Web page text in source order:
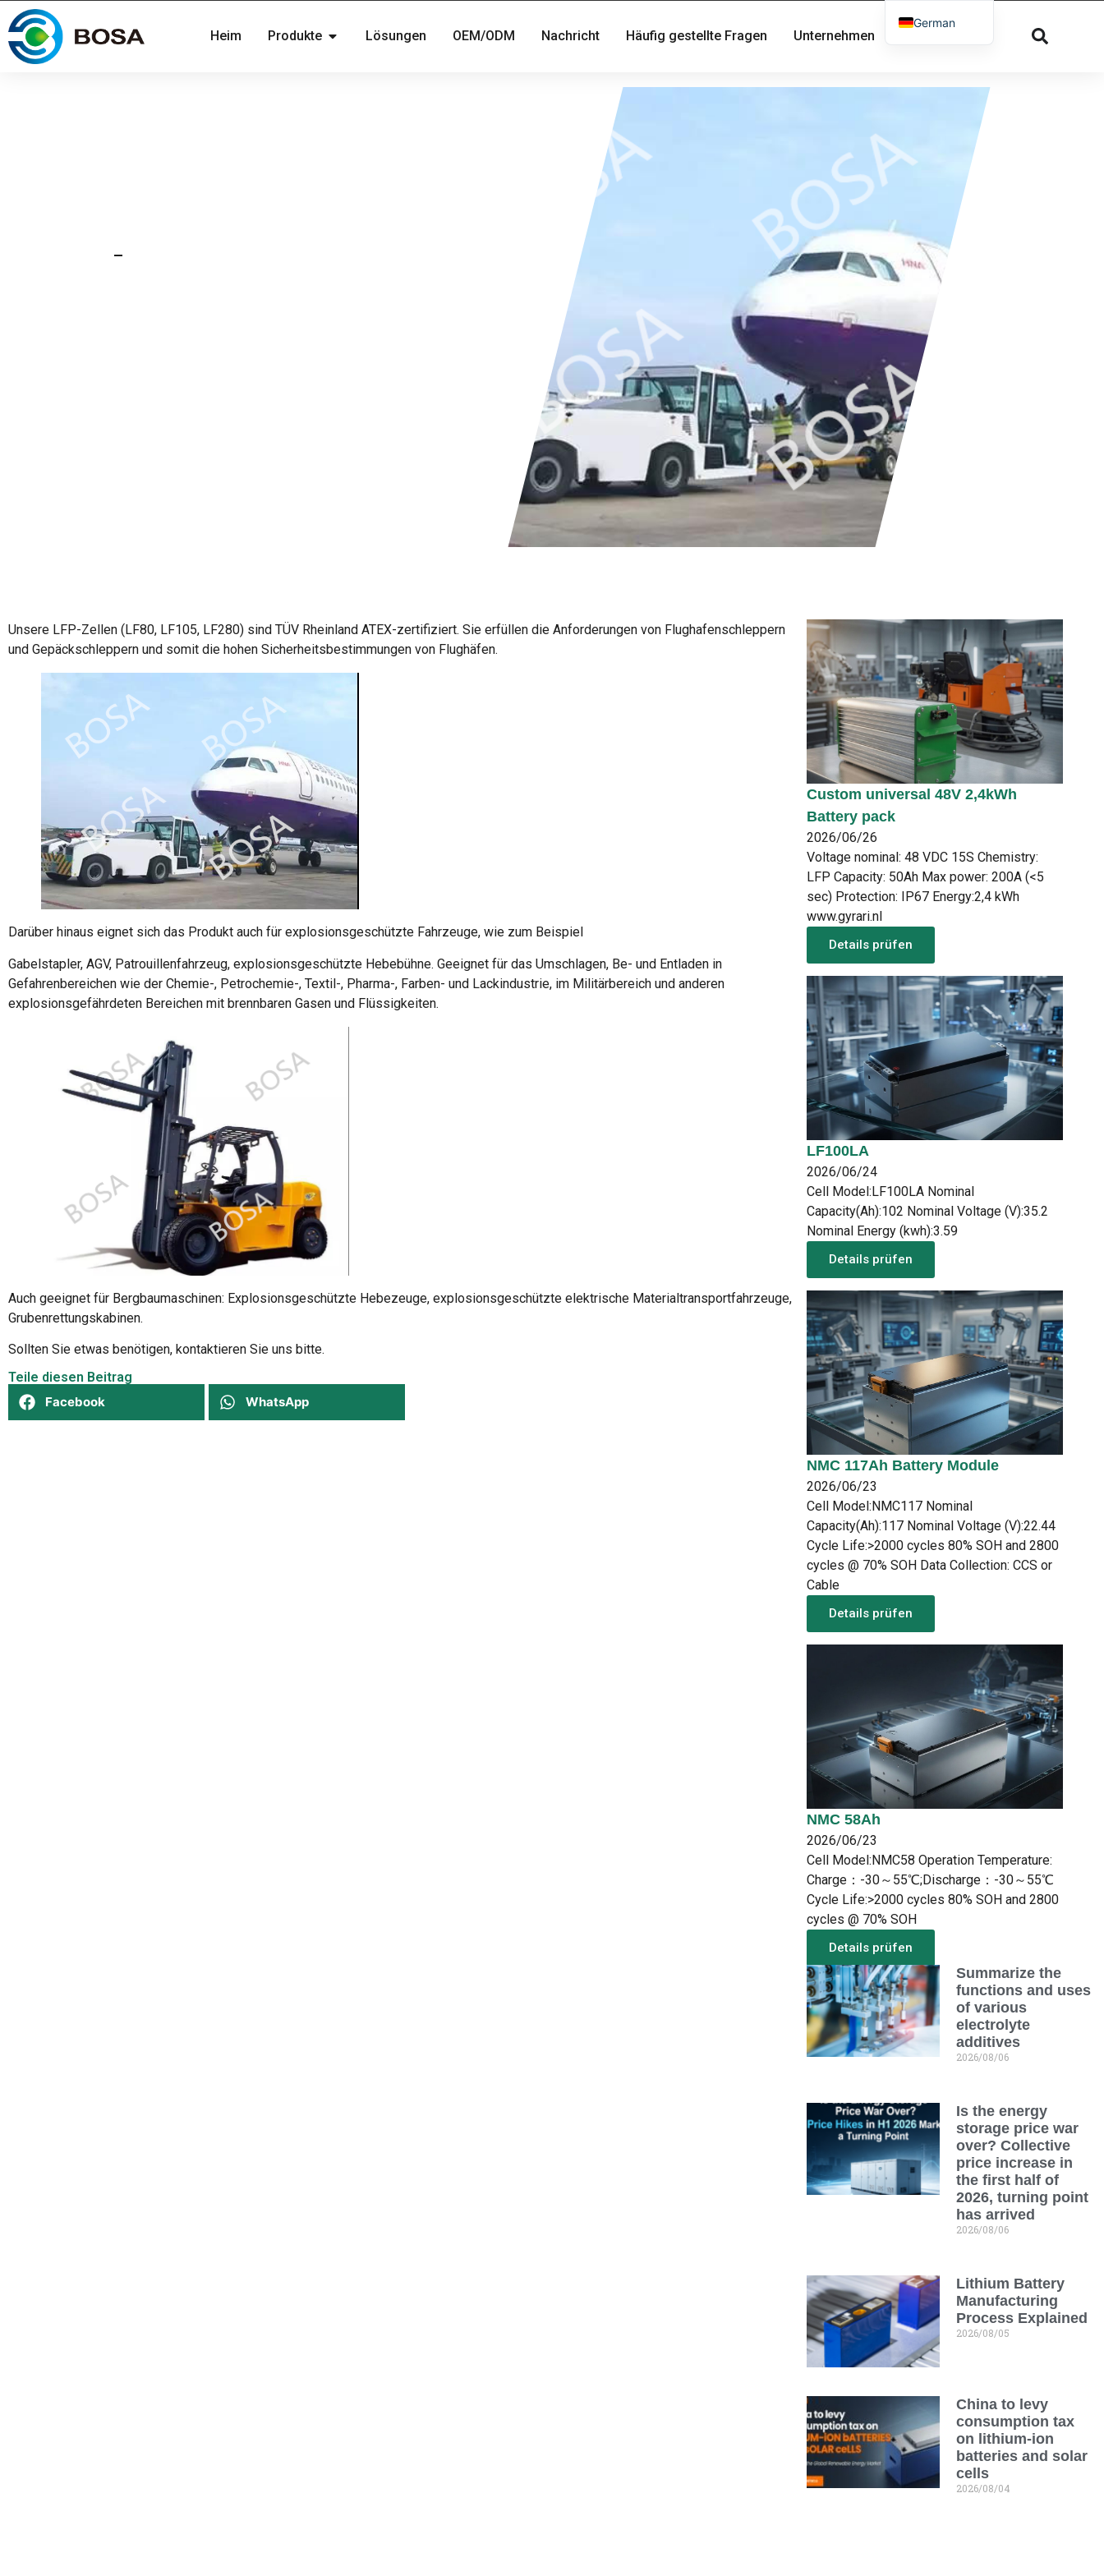
Heim Produkte Lösungen OEM/ODM Nachricht Häufig gestellte Fragen Unternehmen
Unsere LFP-Zellen (LF80, LF105, LF280) sind TÜV Rheinland ATEX-zertifiziert. Sie erfüllen die Anforderungen von Flughafenschleppern
und Gepäckschleppern und somit die hohen Sicherheitsbestimmungen von Flughäfen.
Darüber hinaus eignet sich das Produkt auch für explosionsgeschützte Fahrzeuge, wie zum Beispiel
Gabelstapler, AGV, Patrouillenfahrzeug, explosionsgeschützte Hebebühne. Geeignet für das Umschlagen, Be- und Entladen in
Gefahrenbereichen wie der Chemie-, Petrochemie-, Textil-, Pharma-, Farben- und Lackindustrie, im Militärbereich und anderen
explosionsgefährdeten Bereichen mit brennbaren Gasen und Flüssigkeiten.
Auch geeignet für Bergbaumaschinen: Explosionsgeschützte Hebezeuge, explosionsgeschützte elektrische Materialtransportfahrzeuge,
Grubenrettungskabinen.
Sollten Sie etwas benötigen, kontaktieren Sie uns bitte.
Teile diesen Beitrag
Facebook
WhatsApp
Aus unseren Produkten
Custom universal 48V 2,4kWh
Battery pack
2026/06/26
Voltage nominal: 48 VDC 15S Chemistry:
LFP Capacity: 50Ah Max power: 200A (<5
sec) Protection: IP67 Energy:2,4 kWh
www.gyrari.nl
Details prüfen
LF100LA
2026/06/24
Cell Model:LF100LA Nominal
Capacity(Ah):102 Nominal Voltage (V):35.2
Nominal Energy (kwh):3.59
Details prüfen
NMC 117Ah Battery Module
2026/06/23
Cell Model:NMC117 Nominal
Capacity(Ah):117 Nominal Voltage (V):22.44
Cycle Life:>2000 cycles 80% SOH and 2800
cycles @ 70% SOH Data Collection: CCS or
Cable
Details prüfen
NMC 58Ah
2026/06/23
Cell Model:NMC58 Operation Temperature:
Charge：-30～55℃;Discharge：-30～55℃
Cycle Life:>2000 cycles 80% SOH and 2800
cycles @ 70% SOH
Details prüfen
Mehr aus dem Neuen
Summarize the
functions and uses
of various
electrolyte
additives
2026/08/06
Is the energy
storage price war
over? Collective
price increase in
the first half of
2026, turning point
has arrived
2026/08/06
Lithium Battery
Manufacturing
Process Explained
2026/08/05
China to levy
consumption tax
on lithium-ion
batteries and solar
cells
2026/08/04
German
Dutch
Norwegian
Arabic